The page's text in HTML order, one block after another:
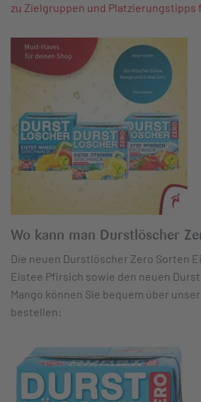
zu Zielgruppen und Platzierungstipps
Wo kann man Durstlöscher
Die neuen Durstlöscher Zero Sorten
Eistee Pfirsich sowie den neuen
Mango können Sie bequem über
bestellen: